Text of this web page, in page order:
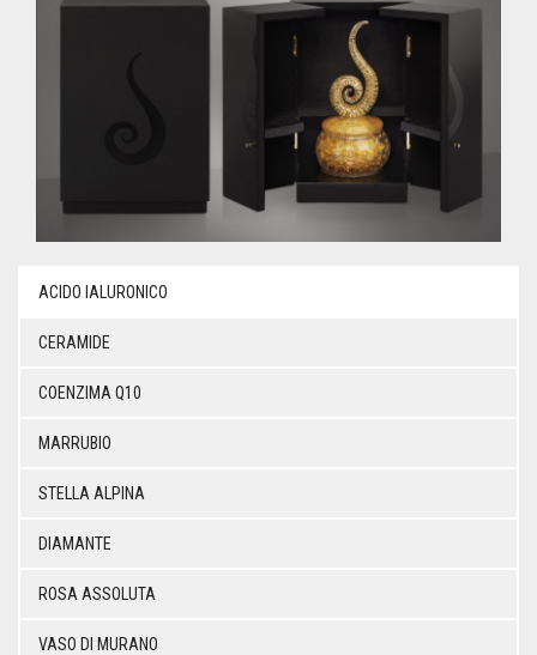
ACIDO IALURONICO
CERAMIDE
COENZIMA Q10
MARRUBIO
STELLA ALPINA
DIAMANTE
ROSA ASSOLUTA
VASO DI MURANO